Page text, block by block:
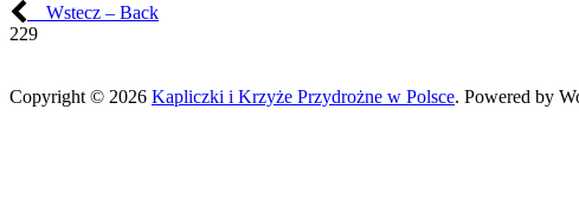
Wstecz – Back
229
Copyright © 2026 Kapliczki i Krzyże Przydrożne w Polsce. Powered by